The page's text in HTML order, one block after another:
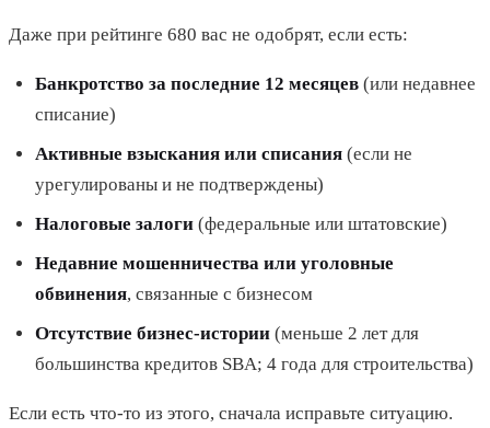
Даже при рейтинге 680 вас не одобрят, если есть:
Банкротство за последние 12 месяцев (или недавнее
списание)
Активные взыскания или списания (если не
урегулированы и не подтверждены)
Налоговые залоги (федеральные или штатовские)
Недавние мошенничества или уголовные
обвинения, связанные с бизнесом
Отсутствие бизнес-истории (меньше 2 лет для
большинства кредитов SBA; 4 года для строительства)
Если есть что-то из этого, сначала исправьте ситуацию.